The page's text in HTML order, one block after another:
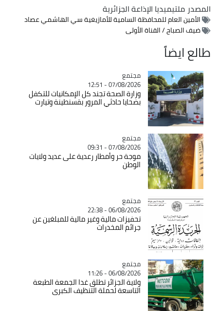
المصدرملتيميديا الإذاعة الجزائرية
الأمين العام للمحافظة السامية للأمازيغية سي الهاشمي عصاد
ضيف الصباح / القناة الأولى
طالع ايضاً
Catégorie
مجتمع
07/08/2026 - 12:51
وزارة الصحة تجند كل الإمكانيات للتكفل
بضحايا حادثي المرور بقسنطينة وتيارت
Catégorie
مجتمع
07/08/2026 - 09:31
موجة حر وأمطار رعدية على عديد ولايات
الوطن
Catégorie
مجتمع
06/08/2026 - 22:38
تحفيزات مالية وغير مالية للمبلغين عن
جرائم المخدرات
Catégorie
مجتمع
06/08/2026 - 11:26
ولاية الجزائر تطلق غدا الجمعة الطبعة
التاسعة لحملة التنظيف الكبرى